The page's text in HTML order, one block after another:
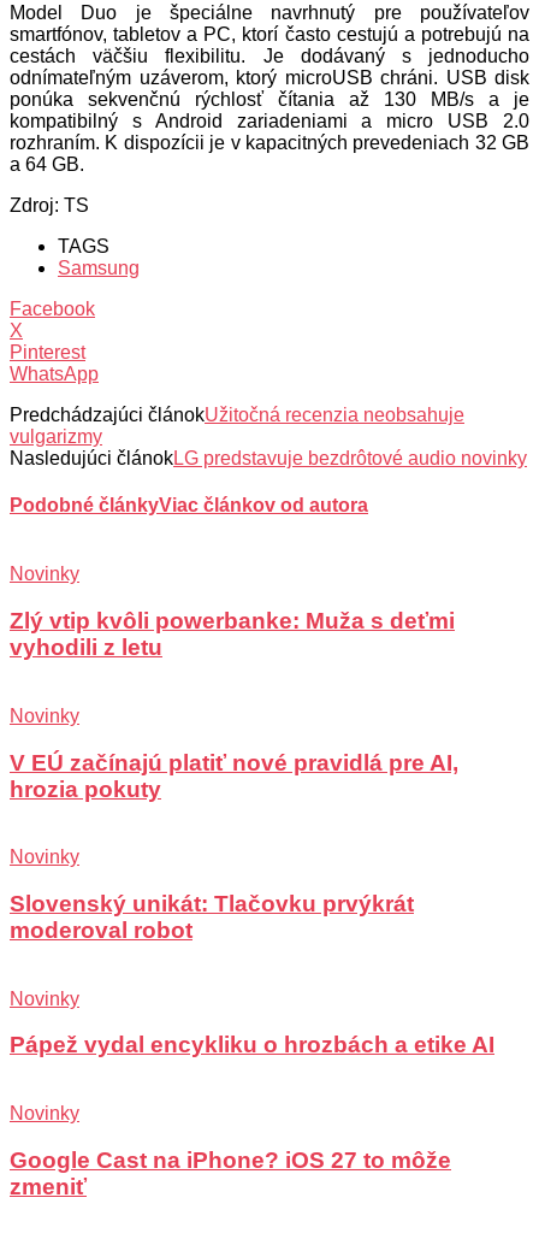
Model Duo je špeciálne navrhnutý pre používateľov
smartfónov, tabletov a PC, ktorí často cestujú a potrebujú na
cestách väčšiu flexibilitu. Je dodávaný s jednoducho
odnímateľným uzáverom, ktorý microUSB chráni. USB disk
ponúka sekvenčnú rýchlosť čítania až 130 MB/s a je
kompatibilný s Android zariadeniami a micro USB 2.0
rozhraním. K dispozícii je v kapacitných prevedeniach 32 GB
a 64 GB.
Zdroj: TS
TAGS
Samsung
Facebook
X
Pinterest
WhatsApp
Predchádzajúci článokUžitočná recenzia neobsahuje
vulgarizmy
Nasledujúci článokLG predstavuje bezdrôtové audio novinky
Podobné článkyViac článkov od autora
Novinky
Zlý vtip kvôli powerbanke: Muža s deťmi
vyhodili z letu
Novinky
V EÚ začínajú platiť nové pravidlá pre AI,
hrozia pokuty
Novinky
Slovenský unikát: Tlačovku prvýkrát
moderoval robot
Novinky
Pápež vydal encykliku o hrozbách a etike AI
Novinky
Google Cast na iPhone? iOS 27 to môže
zmeniť